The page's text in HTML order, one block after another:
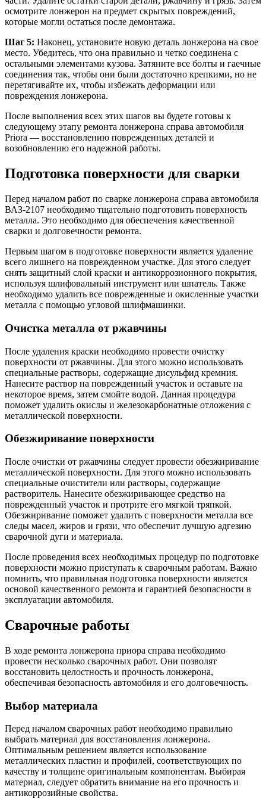
осмотрите лонжерон на предмет скрытых повреждений,
которые могли остаться после демонтажа.
Шаг 5: Наконец, установите новую деталь лонжерона на свое
место. Убедитесь, что она правильно и четко соединена с
остальными элементами кузова. Затяните все болты и гаечные
соединения так, чтобы они были достаточно крепкими, но не
перетягивайте их, чтобы избежать деформации или
повреждения лонжерона.
После выполнения всех этих шагов вы будете готовы к
следующему этапу ремонта лонжерона справа автомобиля
Priora — восстановлению поврежденных деталей и
возобновлению его надежной работы.
Подготовка поверхности для сварки
Перед началом работ по сварке лонжерона справа автомобиля
ВАЗ-2107 необходимо тщательно подготовить поверхность
металла. Это необходимо для обеспечения качественной
сварки и долговечности ремонта.
Первым шагом в подготовке поверхности является удаление
всего лишнего на поврежденном участке. Для этого следует
снять защитный слой краски и антикоррозионного покрытия,
используя шлифовальный инструмент или шпатель. Также
необходимо удалить все поврежденные и окисленные участки
металла с помощью угловой шлифмашинки.
Очистка металла от ржавчины
После удаления краски необходимо провести очистку
поверхности от ржавчины. Для этого можно использовать
специальные растворы, содержащие дисульфид кремния.
Нанесите раствор на поврежденный участок и оставьте на
некоторое время, затем смойте водой. Данная процедура
поможет удалить окислы и железокарбонатные отложения с
металлической поверхности.
Обезжиривание поверхности
После очистки от ржавчины следует провести обезжиривание
металлической поверхности. Для этого можно использовать
специальные очистители или растворы, содержащие
растворитель. Нанесите обезжиривающее средство на
поврежденный участок и протрите его мягкой тряпкой.
Обезжиривание поможет удалить с поверхности металла все
следы масел, жиров и грязи, что обеспечит лучшую адгезию
сварочной дуги и материала.
После проведения всех необходимых процедур по подготовке
поверхности можно приступать к сварочным работам. Важно
помнить, что правильная подготовка поверхности является
основой качественного ремонта и гарантией безопасности в
эксплуатации автомобиля.
Сварочные работы
В ходе ремонта лонжерона приора справа необходимо
провести несколько сварочных работ. Они позволят
восстановить целостность и прочность лонжерона,
обеспечивая безопасность автомобиля и его долговечность.
Выбор материала
Перед началом сварочных работ необходимо правильно
выбрать материал для восстановления лонжерона.
Оптимальным решением является использование
металлических пластин и профилей, соответствующих по
качеству и толщине оригинальным компонентам. Выбирая
материал, следует обратить внимание на его прочность и
антикоррозийные свойства.